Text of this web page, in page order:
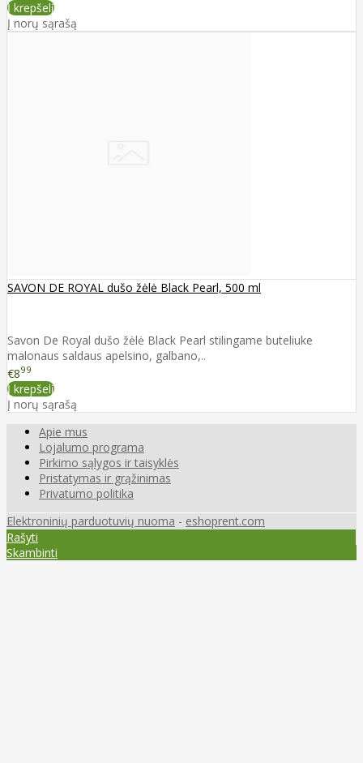
Į krepšelį
Į norų sąrašą
SAVON DE ROYAL dušo žėlė Black Pearl, 500 ml
Savon De Royal dušo žėlė Black Pearl stilingame buteliuke
malonaus saldaus apelsino, galbano,..
€899
Į krepšelį
Į norų sąrašą
Apie mus
Lojalumo programa
Pirkimo sąlygos ir taisyklės
Pristatymas ir grąžinimas
Privatumo politika
Elektroninių parduotuvių nuoma - eshoprent.com
Rašyti
Skambinti